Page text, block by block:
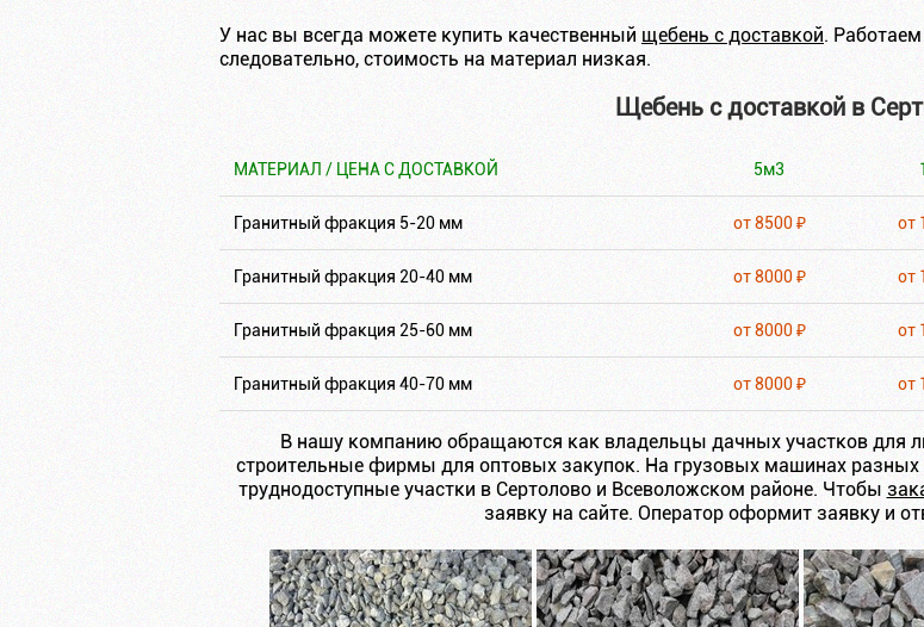
У нас вы всегда можете купить качественный щебень с доставкой.
следовательно, стоимость на материал низкая.
Щебень с доставкой в
МАТЕРИАЛ / ЦЕНА С ДОСТАВКОЙ 5м3
Гранитный фракция 5-20 мм от 8500 ₽ от
Гранитный фракция 20-40 мм от 8000 ₽ от
Гранитный фракция 25-60 мм от 8000 ₽ от
Гранитный фракция 40-70 мм от 8000 ₽ от
В нашу компанию обращаются как владельцы дачных участков для
строительные фирмы для оптовых закупок. На грузовых машинах
труднодоступные участки в Сертолово и Всеволожском районе. Чтобы
заявку на сайте. Оператор оформит заявку и